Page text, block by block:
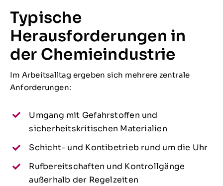
Typische
Herausforderungen in
der Chemieindustrie
Im Arbeitsalltag ergeben sich mehrere zentrale
Anforderungen:
Umgang mit Gefahrstoffen und
sicherheitskritischen Materialien
Schicht- und Kontibetrieb rund um die Uhr
Rufbereitschaften und Kontrollgänge
außerhalb der Regelzeiten